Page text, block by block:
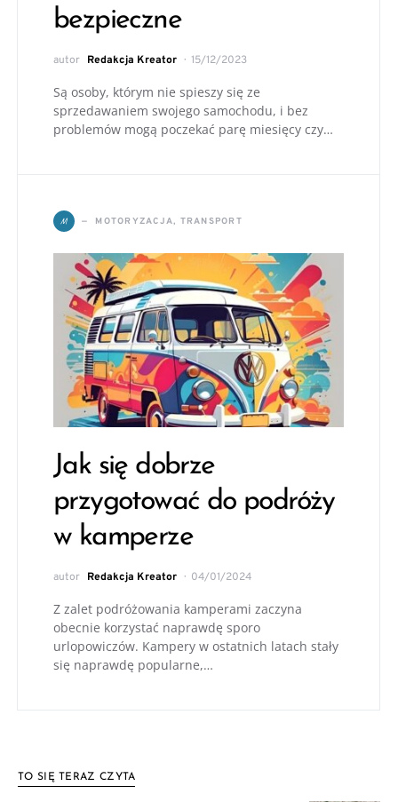
bezpieczne
autor Redakcja Kreator 15/12/2023
Są osoby, którym nie spieszy się ze
sprzedawaniem swojego samochodu, i bez
problemów mogą poczekać parę miesięcy czy…
M MOTORYZACJA, TRANSPORT
Jak się dobrze
przygotować do podróży
w kamperze
autor Redakcja Kreator 04/01/2024
Z zalet podróżowania kamperami zaczyna
obecnie korzystać naprawdę sporo
urlopowiczów. Kampery w ostatnich latach stały
się naprawdę popularne,…
TO SIĘ TERAZ CZYTA